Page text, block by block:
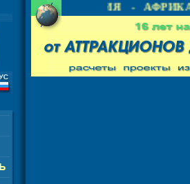
- АЗИЯ - АФРИКА